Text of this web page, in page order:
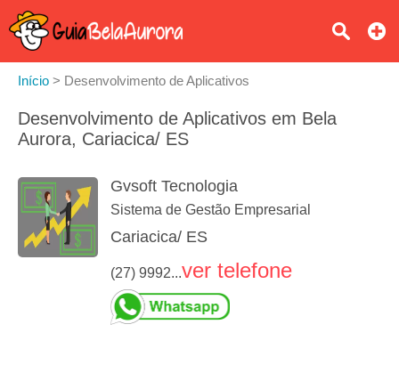
Início > Desenvolvimento de Aplicativos
Desenvolvimento de Aplicativos em Bela
Aurora, Cariacica/ ES
Gvsoft Tecnologia
Sistema de Gestão Empresarial
Cariacica/ ES
(27) 9992...ver telefone